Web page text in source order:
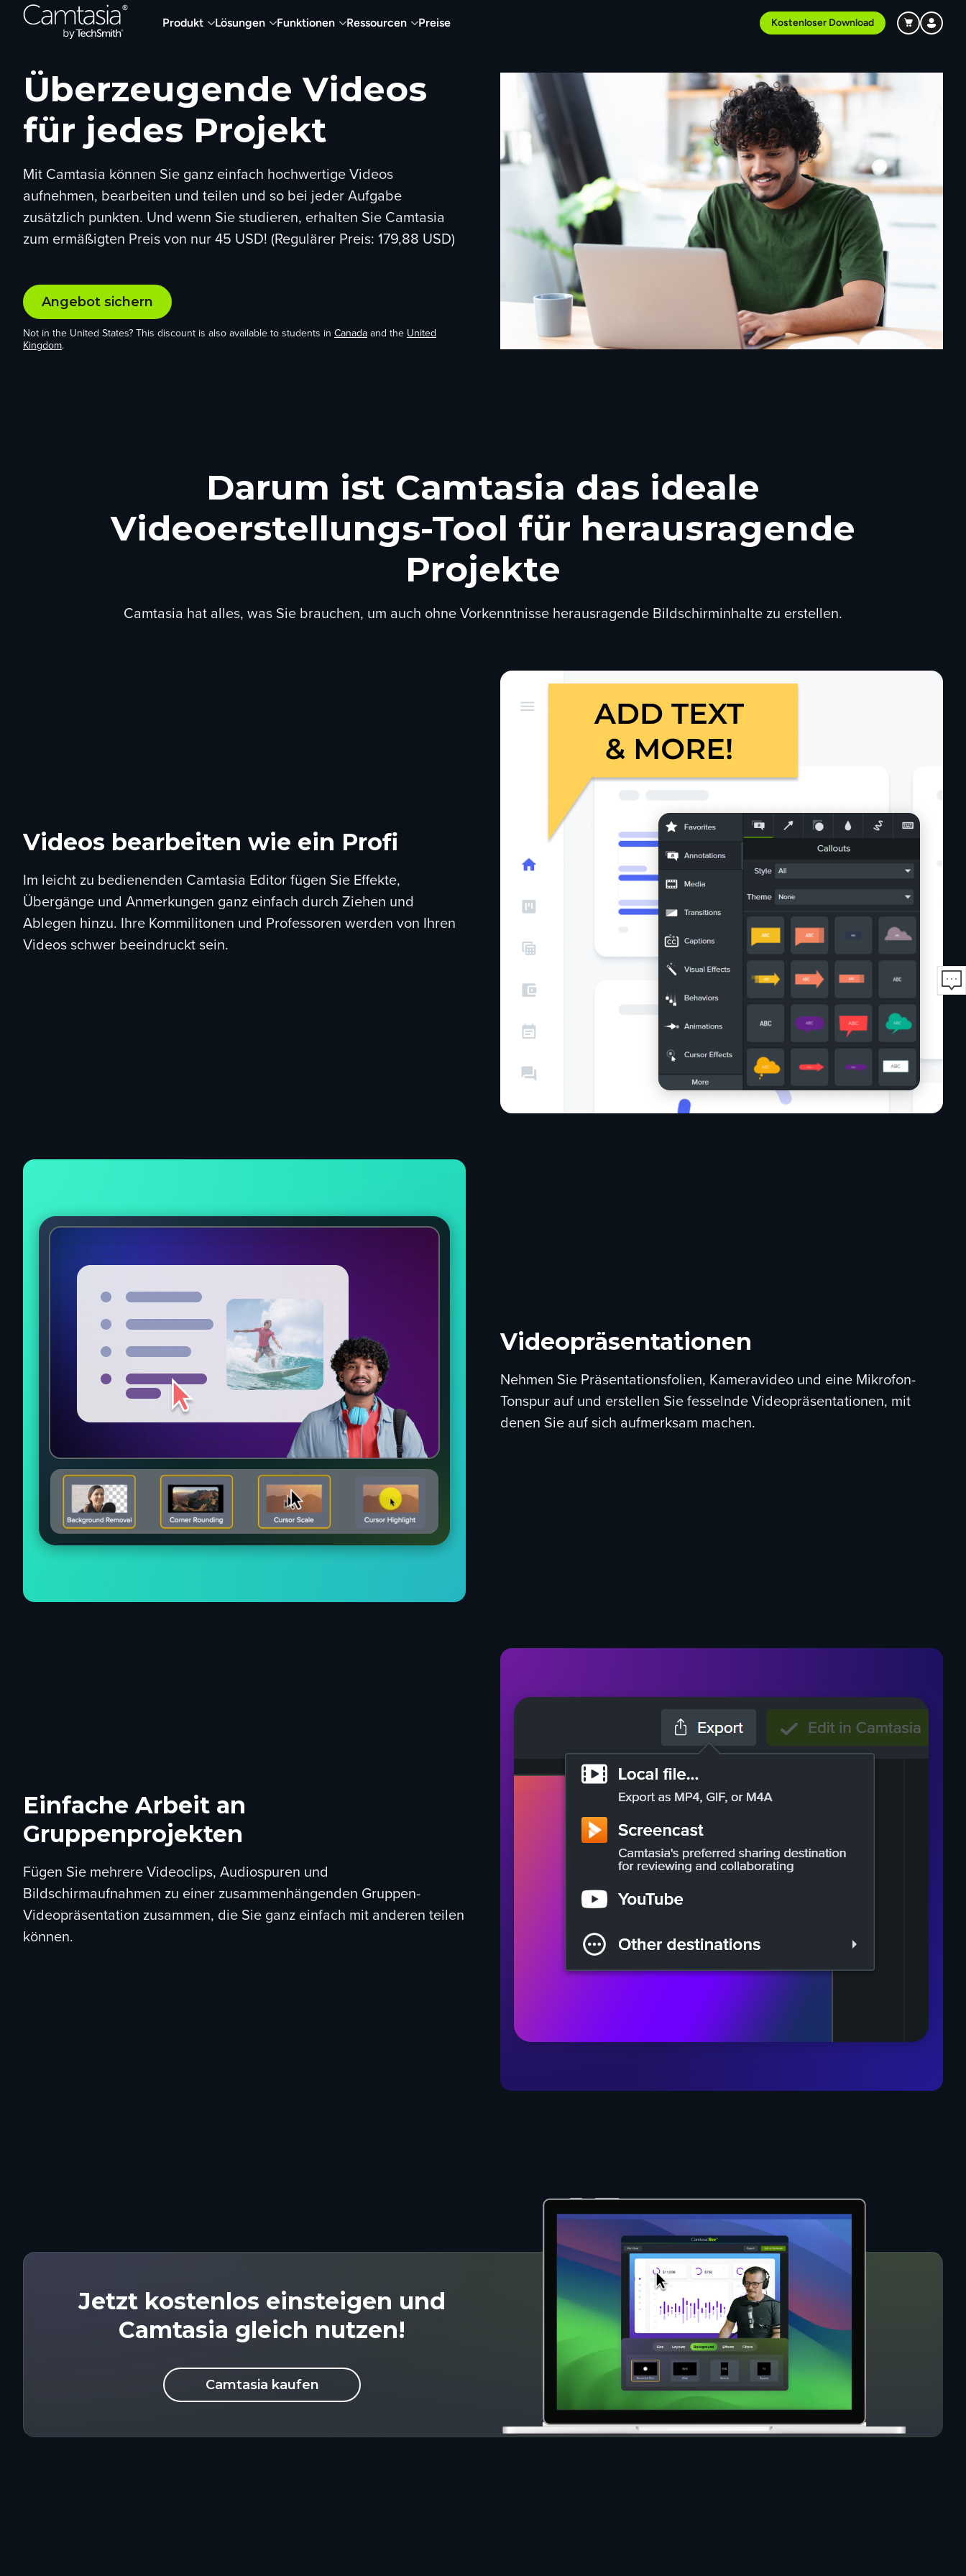
Direkt
Produkt Lösungen Funktionen Ressourcen Preise Kostenloser Download
Überzeugende Videos
für jedes Projekt
Mit Camtasia können Sie ganz einfach hochwertige Videos
aufnehmen, bearbeiten und teilen und so bei jeder Aufgabe
zusätzlich punkten. Und wenn Sie studieren, erhalten Sie Camtasia
zum ermäßigten Preis von nur 45 USD! (Regulärer Preis: 179,88 USD)
Angebot sichern
Not in the United States? This discount is also available to students in Canada and the United
Kingdom.
Darum ist Camtasia das ideale
Videoerstellungs-Tool für herausragende
Projekte
Camtasia hat alles, was Sie brauchen, um auch ohne Vorkenntnisse herausragende Bildschirminhalte zu erstellen.
Videos bearbeiten wie ein Profi
Im leicht zu bedienenden Camtasia Editor fügen Sie Effekte,
Übergänge und Anmerkungen ganz einfach durch Ziehen und
Ablegen hinzu. Ihre Kommilitonen und Professoren werden von Ihren
Videos schwer beeindruckt sein.
Videopräsentationen
Nehmen Sie Präsentationsfolien, Kameravideo und eine Mikrofon-
Tonspur auf und erstellen Sie fesselnde Videopräsentationen, mit
denen Sie auf sich aufmerksam machen.
Einfache Arbeit an
Gruppenprojekten
Fügen Sie mehrere Videoclips, Audiospuren und
Bildschirmaufnahmen zu einer zusammenhängenden Gruppen-
Videopräsentation zusammen, die Sie ganz einfach mit anderen teilen
können.
Jetzt kostenlos einsteigen und
Camtasia gleich nutzen!
Camtasia kaufen